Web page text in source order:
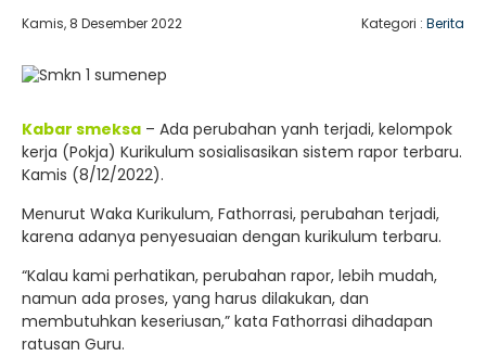
Kamis, 8 Desember 2022 Kategori : Berita
Kabar smeksa – Ada perubahan yanh terjadi, kelompok
kerja (Pokja) Kurikulum sosialisasikan sistem rapor terbaru.
Kamis (8/12/2022).
Menurut Waka Kurikulum, Fathorrasi, perubahan terjadi,
karena adanya penyesuaian dengan kurikulum terbaru.
“Kalau kami perhatikan, perubahan rapor, lebih mudah,
namun ada proses, yang harus dilakukan, dan
membutuhkan keseriusan,” kata Fathorrasi dihadapan
ratusan Guru.